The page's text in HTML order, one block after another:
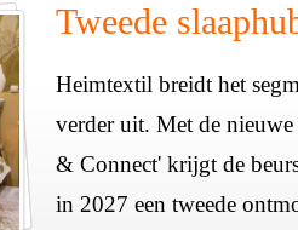
Tweede
Heimtextil breidt het
verder uit. Met de
& Connect' krijgt de
in 2027 een tweede